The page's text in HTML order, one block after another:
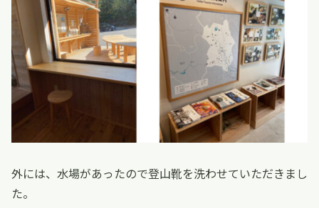
外には、水場があったので登山靴を洗わせていただきまし
た。